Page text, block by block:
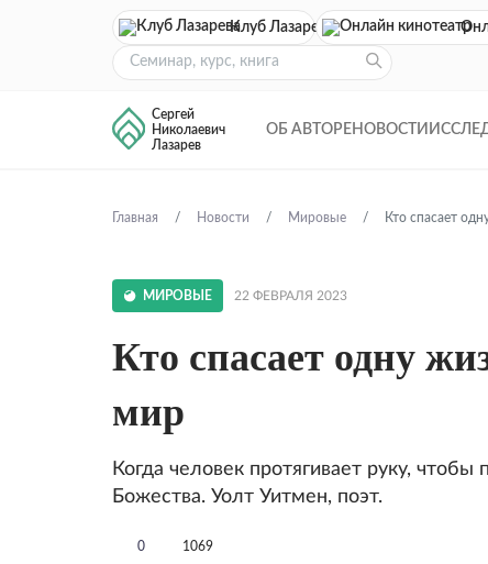
Клуб Лазарева
Сергей
Николаевич
Лазарев
ОБ АВТОРЕ НОВОСТИ
Главная Новости Мировые Кто спасает
МИРОВЫЕ 22 ФЕВРАЛЯ 2023
Кто спасает одну
мир
Когда человек протягивает руку,
Божества. Уолт Уитмен, поэт.
0 1069